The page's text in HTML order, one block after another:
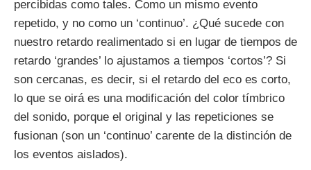
percibidas como tales. Como un mismo evento
repetido, y no como un ‘continuo’. ¿Qué sucede con
nuestro retardo realimentado si en lugar de tiempos de
retardo ‘grandes’ lo ajustamos a tiempos ‘cortos’? Si
son cercanas, es decir, si el retardo del eco es corto,
lo que se oirá es una modificación del color tímbrico
del sonido, porque el original y las repeticiones se
fusionan (son un ‘continuo’ carente de la distinción de
los eventos aislados).